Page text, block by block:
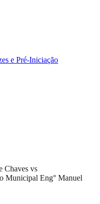
e Pré-Iniciação
Chaves vs
Municipal Eng° Manuel